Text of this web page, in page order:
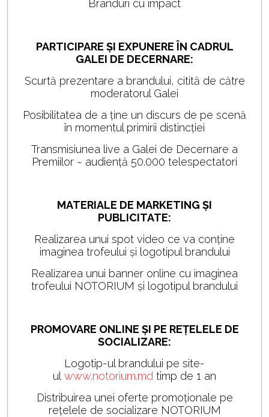
Branduri cu impact
PARTICIPARE ȘI EXPUNERE ÎN CADRUL
GALEI DE DECERNARE:
Scurtă prezentare a brandului, citită de către
moderatorul Galei
Posibilitatea de a ține un discurs de pe scenă
în momentul primirii distincției
Transmisiunea live a Galei de Decernare a
Premiilor ~ audiență 50.000 telespectatori
MATERIALE DE MARKETING ȘI
PUBLICITATE:
Realizarea unui spot video ce va conține
imaginea trofeului și logotipul brandului
Realizarea unui banner online cu imaginea
trofeului NOTORIUM și logotipul brandului
PROMOVARE ONLINE ȘI PE REȚELELE DE
SOCIALIZARE:
Logotip-ul brandului pe site-
ul www.notorium.md timp de 1 an
Distribuirea unei oferte promoționale pe
rețelele de socializare NOTORIUM